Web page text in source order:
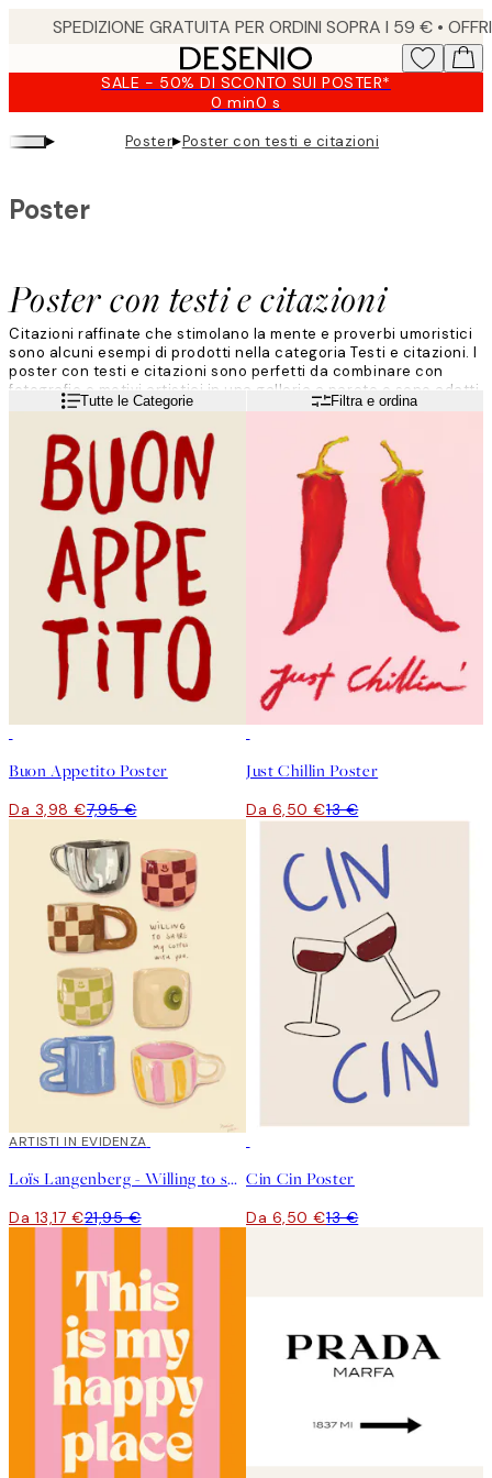
SALE - 50% DI SCONTO SUI POSTER*
0 min0 s
Valido
a:
▸ Poster▸Poster con testi e citazioni
Poster con testi e citazioni
Poster
Citazioni raffinate che stimolano la mente e proverbi umoristici
sono alcuni esempi di prodotti nella categoria Testi e citazioni. I
poster con testi e citazioni sono perfetti da combinare con
fotografie e motivi artistici in una galleria a parete e sono adatti
alla maggior parte delle stanze e stili di arredamento.
Leggi di piùTutte le Categorie Filtra e ordina
Buon Appetito Poster
Da 3,98 €7,95 €
Just Chillin Poster
Da 6,50 €13 €
40%*
ARTISTI IN EVIDENZA
Loïs Langenberg - Willing to share my Coffe with you Poster
Da 13,17 €21,95 €
Cin Cin Poster
Da 6,50 €13 €